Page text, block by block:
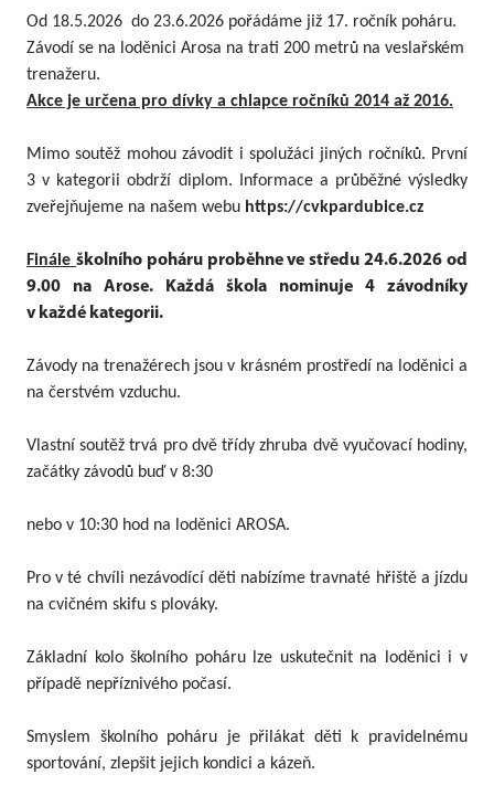
Od 18.5.2026 do 23.6.2026 pořádáme již 17. ročník poháru.
Závodí se na loděnici Arosa na trati 200 metrů na veslařském
trenažeru.
Akce je určena pro dívky a chlapce ročníků 2014 až 2016.
Mimo soutěž mohou závodit i spolužáci jiných ročníků. První
3 v kategorii obdrží diplom. Informace a průběžné výsledky
zveřejňujeme na našem webu https://cvkpardubice.cz
Finále školního poháru proběhne ve středu 24.6.2026 od
9.00 na Arose. Každá škola nominuje 4 závodníky
v každé kategorii.
Závody na trenažérech jsou v krásném prostředí na loděnici a
na čerstvém vzduchu.
Vlastní soutěž trvá pro dvě třídy zhruba dvě vyučovací hodiny,
začátky závodů buď v 8:30
nebo v 10:30 hod na loděnici AROSA.
Pro v té chvíli nezávodící děti nabízíme travnaté hřiště a jízdu
na cvičném skifu s plováky.
Základní kolo školního poháru lze uskutečnit na loděnici i v
případě nepříznivého počasí.
Smyslem školního poháru je přilákat děti k pravidelnému
sportování, zlepšit jejich kondici a kázeň.